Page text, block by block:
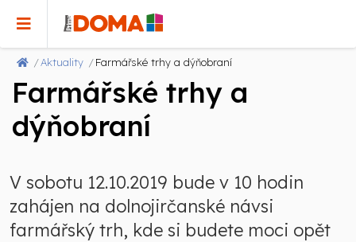
Aktuality Farmářské trhy a dýňobraní
Farmářské trhy a
dýňobraní
V sobotu 12.10.2019 bude v 10 hodin
zahájen na dolnojirčanské návsi
farmářský trh, kde si budete moci opět